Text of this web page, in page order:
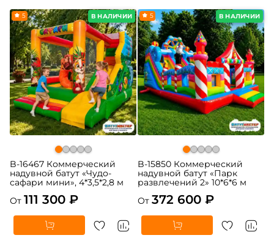
В НАЛИЧИИ
5
B-16467 Коммерческий
надувной батут «Чудо-
сафари мини», 4*3,5*2,8 м
От 111 300 ₽
В НАЛИЧИИ
5
B-15850 Коммерческий
надувной батут «Парк
развлечений 2» 10*6*6 м
От 372 600 ₽